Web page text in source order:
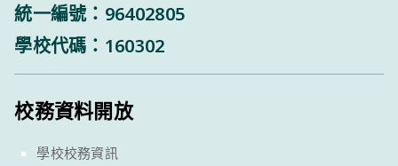
統一編號：96402805
學校代碼：160302
校務資料開放
學校校務資訊